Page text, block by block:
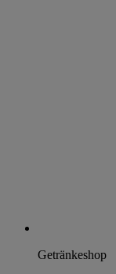
Getränkeshop